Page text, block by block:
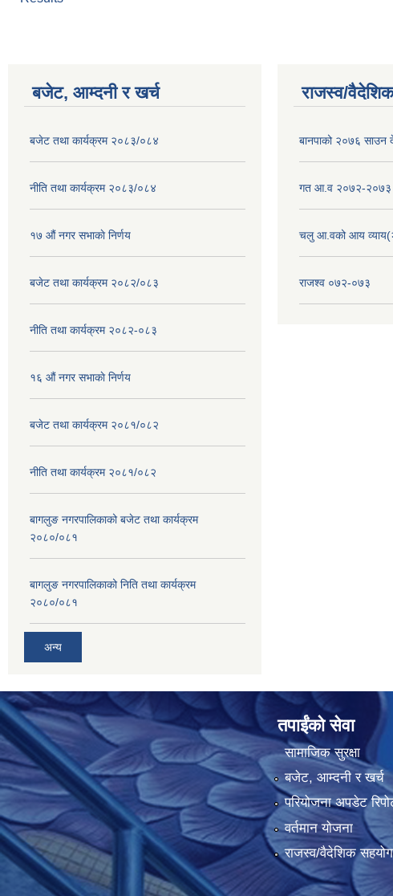
बजेट, आम्दनी र खर्च
बजेट तथा कार्यक्रम २०८३/०८४
नीति तथा कार्यक्रम २०८३/०८४
१७ ‌‍औं नगर सभाकाे निर्णय
बजेट तथा कार्यक्रम २०८२/०८३
नीति तथा कार्यक्रम २०८२-०८३
१६ ‌औं नगर सभाकाे निर्णय
बजेट तथा कार्यक्रम २०८१/०८२
नीति तथा कार्यक्रम २०८१/०८२
बागलुङ नगरपालिकाको बजेट तथा कार्यक्रम
२०८०/०८१
बागलुङ नगरपालिकाको निति तथा कार्यक्रम
२०८०/०८१
अन्य
राजस्व/
बानपाको २०७६ साउन
गत आ.व २०७२-२०७३
चलु आ.वको आय
राजश्व ०७२-०७३
तपाईंको सेवा
सामाजिक सुरक्षा
बजेट, आम्दनी र खर्च
परियोजना अपडेट
वर्तमान योजना
राजस्व/वैदेशिक सहयोग